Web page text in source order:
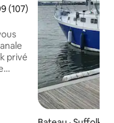
moyenne de 4,99 sur 5,
(107)
privé